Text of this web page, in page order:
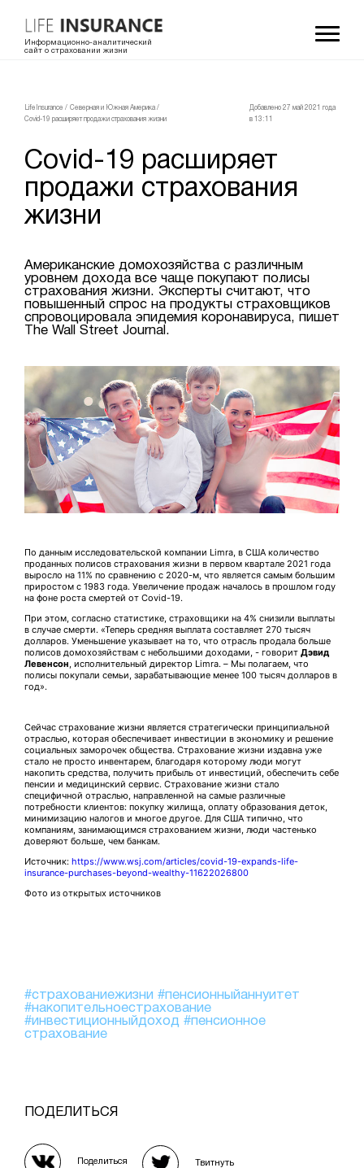
Информационно-аналитический
сайт о страховании жизни
LifeInsurance / Северная и Южная Америка /
Covid-19 расширяет продажи страхования жизни
Добавлено 27 май 2021 года
в 13:11
Covid-19 расширяет
продажи страхования
жизни
Американские домохозяйства с различным
уровнем дохода все чаще покупают полисы
страхования жизни. Эксперты считают, что
повышенный спрос на продукты страховщиков
спровоцировала эпидемия коронавируса, пишет
The Wall Street Journal.
По данным исследовательской компании Limra, в США количество
проданных полисов страхования жизни в первом квартале 2021 года
выросло на 11% по сравнению с 2020-м, что является самым большим
приростом с 1983 года. Увеличение продаж началось в прошлом году
на фоне роста смертей от Covid-19.
При этом, согласно статистике, страховщики на 4% снизили выплаты
в случае смерти. «Теперь средняя выплата составляет 270 тысяч
долларов. Уменьшение указывает на то, что отрасль продала больше
полисов домохозяйствам с небольшими доходами, - говорит Дэвид
Левенсон , исполнительный директор Limra. – Мы полагаем, что
полисы покупали семьи, зарабатывающие менее 100 тысяч долларов в
год».
Сейчас страхование жизни является стратегически принципиальной
отраслью, которая обеспечивает инвестиции в экономику и решение
социальных заморочек общества. Страхование жизни издавна уже
стало не просто инвентарем, благодаря которому люди могут
накопить средства, получить прибыль от инвестиций, обеспечить себе
пенсии и медицинский сервис. Страхование жизни стало
специфичной отраслью, направленной на самые различные
потребности клиентов: покупку жилища, оплату образования деток,
минимизацию налогов и многое другое. Для США типично, что
компаниям, занимающимся страхованием жизни, люди частенько
доверяют больше, чем банкам.
Источник: https://www.wsj.com/articles/covid-19-expands-life-
insurance-purchases-beyond-wealthy-11622026800
Фото из открытых источников
#страхованиежизни #пенсионныйаннуитет
#накопительноестрахование
#инвестиционныйдоход #пенсионное
страхование
ПОДЕЛИТЬСЯ
Поделиться Твитнуть